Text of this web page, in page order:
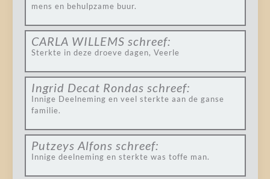
mens en behulpzame buur.
CARLA WILLEMS schreef:
Sterkte in deze droeve dagen, Veerle
Ingrid Decat Rondas schreef:
Innige Deelneming en veel sterkte aan de ganse
familie.
Putzeys Alfons schreef:
Innige deelneming en sterkte was toffe man.